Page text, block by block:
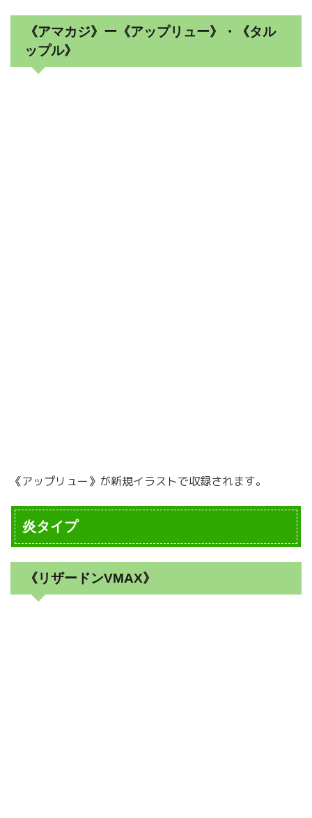
《アマカジ》ー《アップリュー》・《タル
ップル》
《アップリュー》が新規イラストで収録されます。
炎タイプ
《リザードンVMAX》